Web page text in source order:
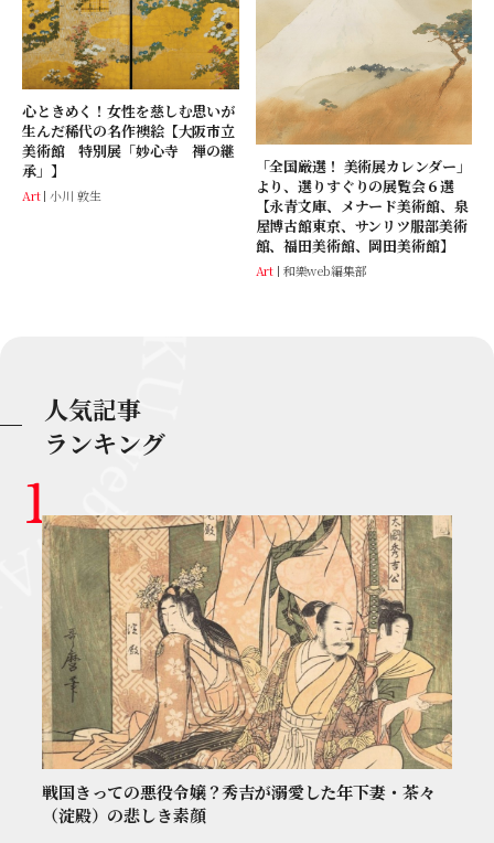
心ときめく！女性を慈しむ思いが
生んだ稀代の名作襖絵【大阪市立
美術館 特別展「妙心寺 禅の継
承」】
Art 小川 敦生
「全国厳選！ 美術展カレンダー」
より、選りすぐりの展覧会６選
【永青文庫、メナード美術館、泉
屋博古館東京、サンリツ服部美術
館、福田美術館、岡田美術館】
Art 和樂web編集部
人気記事
ランキング
戦国きっての悪役令嬢？秀吉が溺愛した年下妻・茶々
（淀殿）の悲しき素顔